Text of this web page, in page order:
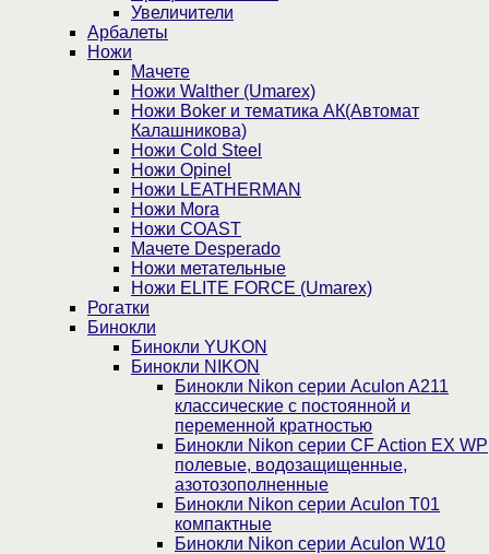
Увеличители
Арбалеты
Ножи
Мачете
Ножи Walther (Umarex)
Ножи Boker и тематика АК(Автомат
Калашникова)
Ножи Cold Steel
Ножи Opinel
Ножи LEATHERMAN
Ножи Mora
Ножи COAST
Мачете Desperado
Ножи метательные
Ножи ELITE FORCE (Umarex)
Рогатки
Бинокли
Бинокли YUKON
Бинокли NIKON
Бинокли Nikon серии Aculon A211
классические с постоянной и
переменной кратностью
Бинокли Nikon серии СF Action EX WP
полевые, водозащищенные,
азотозополненные
Бинокли Nikon серии Aculon T01
компактные
Бинокли Nikon серии Aculon W10